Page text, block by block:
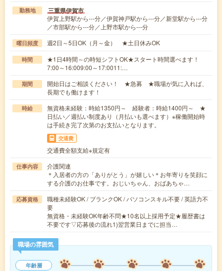
勤務地 三重県伊賀市
伊賀上野駅から---分／伊賀神戸駅から---分／新堂駅から---分
／市部駅から---分／上野市駅から---分
曜日頻度 週2日～5日OK（月～金） ★土日休みOK
時間
★1日4時間～の時短シフトOK★スタート時間選べます！
7:00～16:009:00～17:0011:…
期間
開始日はご相談ください！ ★急募 ★職場が気に入れば、
長期でも働けます！
時給
無資格未経験：時給1350円～ 経験者：時給1400円～ ★
日払い／週払い制度あり（月払いも選べます）※稼働開始時
は手続き完了次第のお支払いとなります。
交通費
交通費全額支給※規定有
仕事内容
介護関連
＊入居者の方の「ありがとう」が嬉しい＊お年寄りを笑顔に
する介護のお仕事です。おじいちゃん、おばあちゃ…
応募資格
職種未経験OK / ブランクOK / パソコンスキル不要 / 英語力不
要
無資格・未経験OK年齢不問★10名以上採用予定★履歴書は
不要です▽応募後の流れ1)翌営業日までに担当…
職場の雰囲気
年齢層